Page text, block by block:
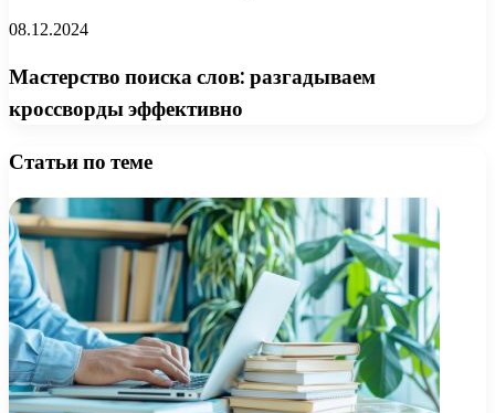
08.12.2024
Мастерство поиска слов: разгадываем
кроссворды эффективно
Статьи по теме